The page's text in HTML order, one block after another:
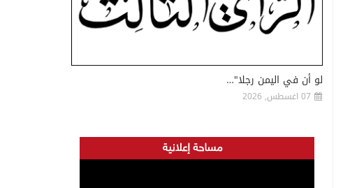
لو أن في اليمن رجلا"…
07 اغسطس, 2026